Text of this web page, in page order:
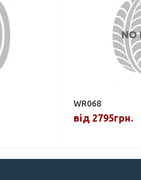
WR068
від 2795грн.